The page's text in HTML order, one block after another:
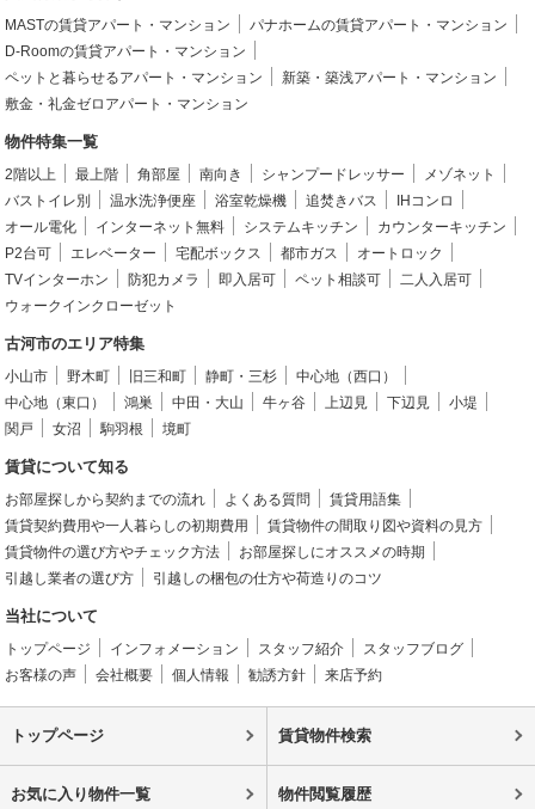
MASTの賃貸アパート・マンション
パナホームの賃貸アパート・マンション
D-Roomの賃貸アパート・マンション
ペットと暮らせるアパート・マンション
新築・築浅アパート・マンション
敷金・礼金ゼロアパート・マンション
物件特集一覧
2階以上 最上階 角部屋 南向き シャンプードレッサー
メゾネット
バストイレ別
温水洗浄便座 浴室乾燥機 追焚きバス
IHコンロ
オール電化
インターネット無料 システムキッチン
カウンターキッチン
P2台可
エレベーター 宅配ボックス 都市ガス
オートロック
TVインターホン
防犯カメラ 即入居可 ペット相談可
二人入居可
ウォークインクローゼット
古河市のエリア特集
小山市 野木町 旧三和町 静町・三杉
中心地（西口）
中心地（東口）
鴻巣 中田・大山 牛ヶ谷 上辺見 下辺見
小堤
関戸
女沼 駒羽根 境町
賃貸について知る
お部屋探しから契約までの流れ よくある質問
賃貸用語集
賃貸契約費用や一人暮らしの初期費用
賃貸物件の間取り図や資料の見方
賃貸物件の選び方やチェック方法
お部屋探しにオススメの時期
引越し業者の選び方
引越しの梱包の仕方や荷造りのコツ
当社について
トップページ インフォメーション スタッフ紹介
スタッフブログ
お客様の声
会社概要 個人情報 勧誘方針 来店予約
トップページ 賃貸物件検索
お気に入り物件一覧 物件閲覧履歴